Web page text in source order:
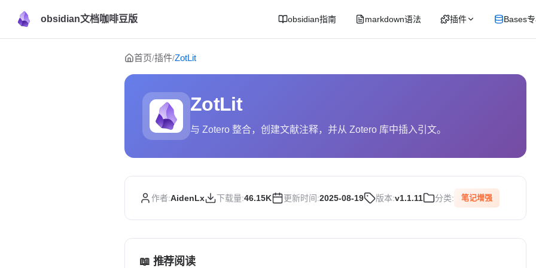
obsidian文档咖啡豆版 obsidian指南 markdown语法 插件 Bases
Skip to content
首页/插件/ZotLit
ZotLit
与 Zotero 整合，创建文献注释，并从 Zotero 库中插入引文。
作者:AidenLx 下载量:46.15K 更新时间:2025-08-19 版本:v1.1.11 分类: 笔记增强
📖 推荐阅读